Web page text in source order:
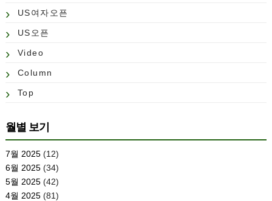
US여자오픈
US오픈
Video
Column
Top
월별 보기
7월 2025(12)
6월 2025(34)
5월 2025(42)
4월 2025(81)